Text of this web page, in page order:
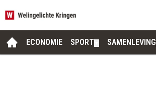
ECONOMIE SPORT SAMENLEVING